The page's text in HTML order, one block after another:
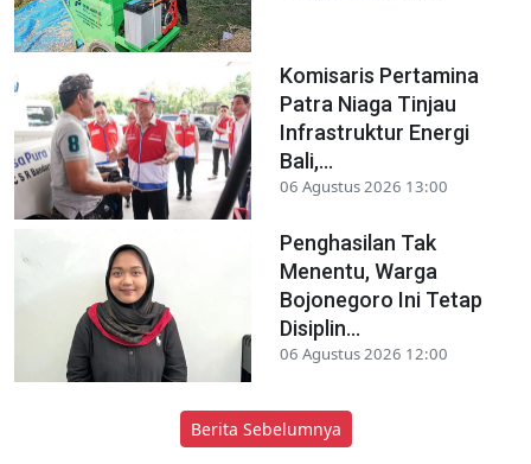
Komisaris Pertamina
Patra Niaga Tinjau
Infrastruktur Energi
Bali,...
06 Agustus 2026 13:00
Penghasilan Tak
Menentu, Warga
Bojonegoro Ini Tetap
Disiplin...
06 Agustus 2026 12:00
Berita Sebelumnya